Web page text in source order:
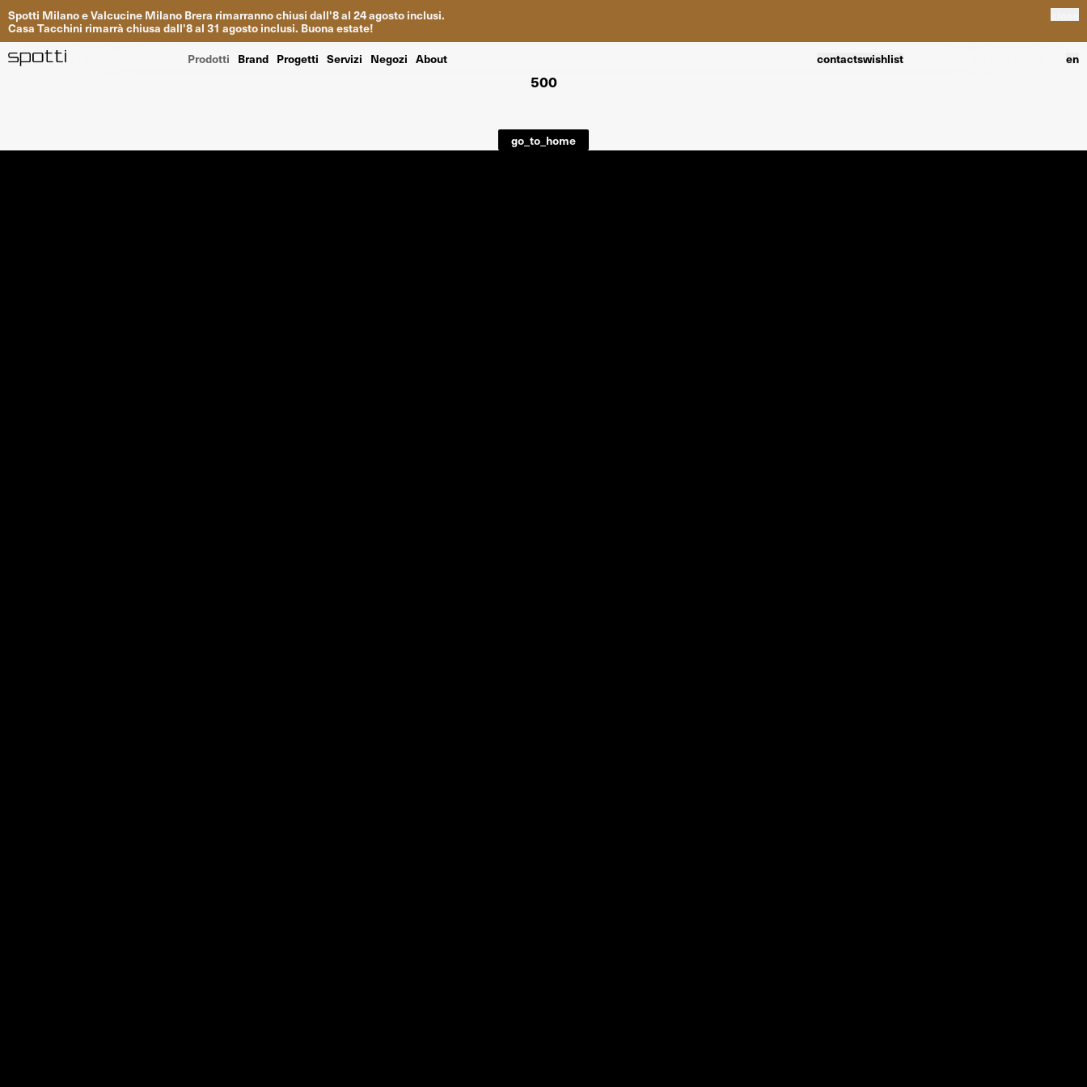
Spotti MilanoeValcucine Milano Brera rimarrannochiusi dall'8al 24agosto inclusi.
Casa Tacchini rimarrà chiusa dall'8al 31 agosto inclusi. Buona estate!
Prodotti Brand Progetti Servizi Negozi About contactswishlist en
500
go_to_home